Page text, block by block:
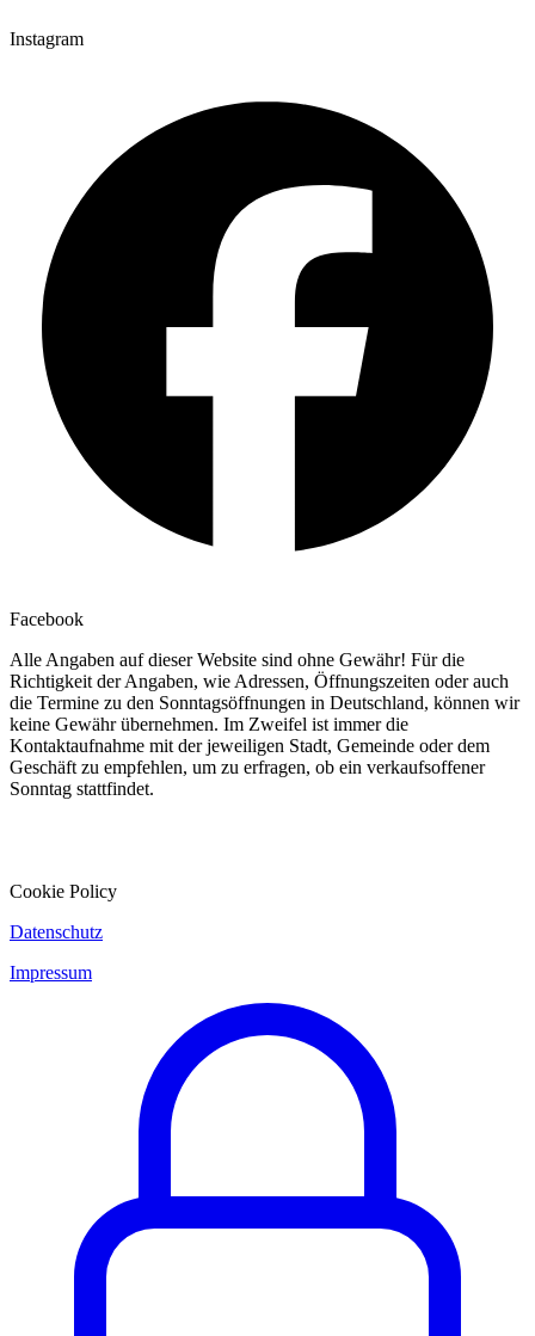
Instagram
Facebook
Alle Angaben auf dieser Website sind ohne Gewähr! Für die
Richtigkeit der Angaben, wie Adressen, Öffnungszeiten oder auch
die Termine zu den Sonntagsöffnungen in Deutschland, können wir
keine Gewähr übernehmen. Im Zweifel ist immer die
Kontaktaufnahme mit der jeweiligen Stadt, Gemeinde oder dem
Geschäft zu empfehlen, um zu erfragen, ob ein verkaufsoffener
Sonntag stattfindet.
Cookie Policy
Datenschutz
Impressum